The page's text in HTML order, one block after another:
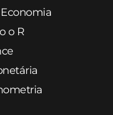
o R